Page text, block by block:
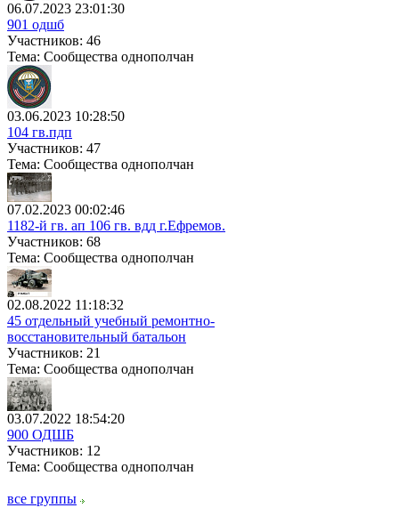
06.07.2023 23:01:30
901 одшб
Участников: 46
Тема: Сообщества однополчан
03.06.2023 10:28:50
104 гв.пдп
Участников: 47
Тема: Сообщества однополчан
07.02.2023 00:02:46
1182-й гв. ап 106 гв. вдд г.Ефремов.
Участников: 68
Тема: Сообщества однополчан
02.08.2022 11:18:32
45 отдельный учебный ремонтно-
восстановительный батальон
Участников: 21
Тема: Сообщества однополчан
03.07.2022 18:54:20
900 ОДШБ
Участников: 12
Тема: Сообщества однополчан
все группы